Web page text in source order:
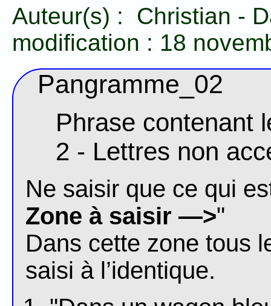
Auteur(s) :
Christian -
modification : 18
Pangramme_02
Phrase contenant
2 - Lettres non
Ne saisir que ce qui
Zone à saisir —>"
Dans cette zone tous
saisi à l’identique.